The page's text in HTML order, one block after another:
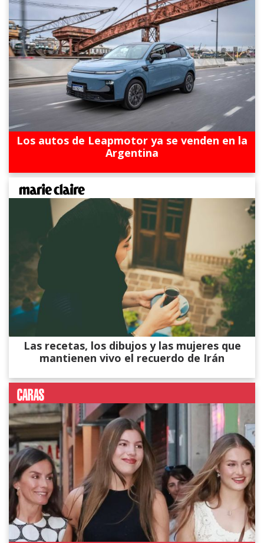
Los autos de Leapmotor ya se venden en la
Argentina
Las recetas, los dibujos y las mujeres que
mantienen vivo el recuerdo de Irán